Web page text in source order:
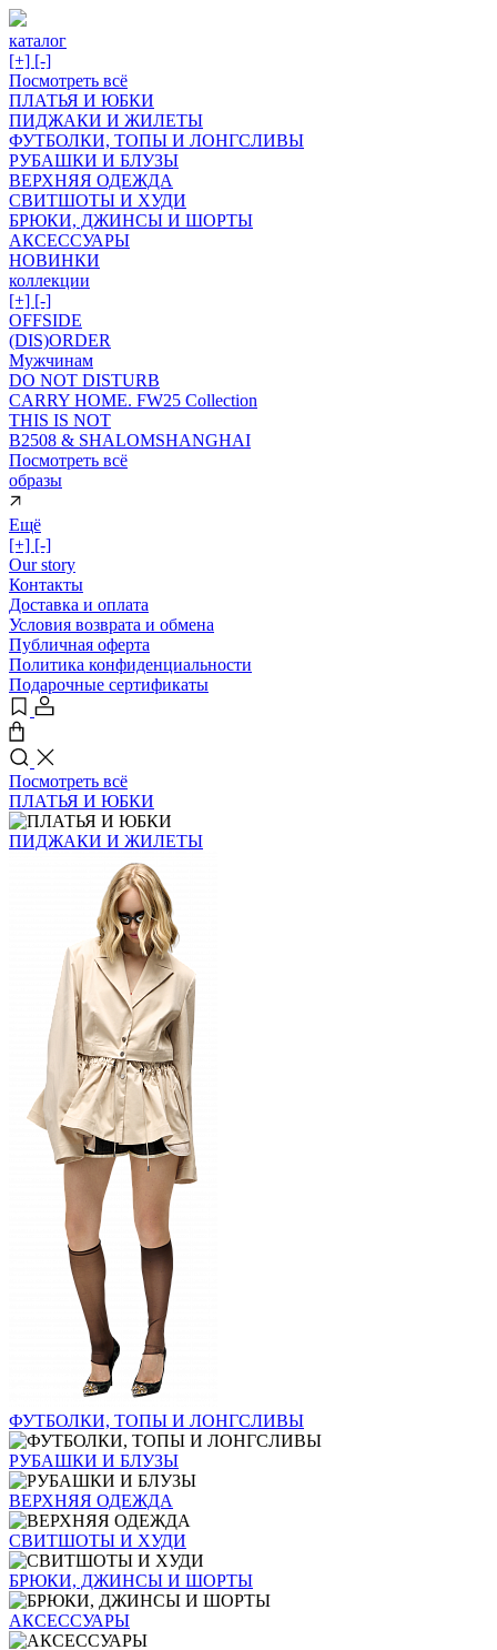
каталог
[+] [-]
Посмотреть всё
ПЛАТЬЯ И ЮБКИ
ПИДЖАКИ И ЖИЛЕТЫ
ФУТБОЛКИ, ТОПЫ И ЛОНГСЛИВЫ
РУБАШКИ И БЛУЗЫ
ВЕРХНЯЯ ОДЕЖДА
СВИТШОТЫ И ХУДИ
БРЮКИ, ДЖИНСЫ И ШОРТЫ
АКСЕССУАРЫ
НОВИНКИ
коллекции
[+] [-]
OFFSIDE
(DIS)ORDER
Мужчинам
DO NOT DISTURB
CARRY HOME. FW25 Collection
THIS IS NOT
B2508 & SHALOMSHANGHAI
Посмотреть всё
образы
Ещё
[+] [-]
Our story
Контакты
Доставка и оплата
Условия возврата и обмена
Публичная оферта
Политика конфиденциальности
Подарочные сертификаты
Посмотреть всё
ПЛАТЬЯ И ЮБКИ
ПИДЖАКИ И ЖИЛЕТЫ
ФУТБОЛКИ, ТОПЫ И ЛОНГСЛИВЫ
РУБАШКИ И БЛУЗЫ
ВЕРХНЯЯ ОДЕЖДА
СВИТШОТЫ И ХУДИ
БРЮКИ, ДЖИНСЫ И ШОРТЫ
АКСЕССУАРЫ